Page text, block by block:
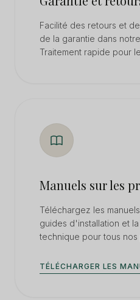
Facilité des retours et
de la garantie dans
Traitement rapide pour
Manuels sur les
Téléchargez les
guides d'installation et
technique pour tous nos
TÉLÉCHARGER LES